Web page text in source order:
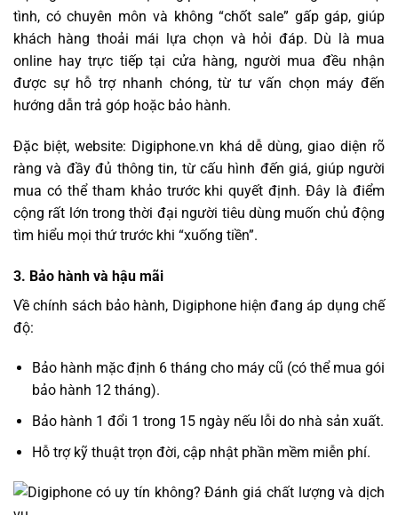
tình, có chuyên môn và không “chốt sale” gấp gáp, giúp
khách hàng thoải mái lựa chọn và hỏi đáp. Dù là mua
online hay trực tiếp tại cửa hàng, người mua đều nhận
được sự hỗ trợ nhanh chóng, từ tư vấn chọn máy đến
hướng dẫn trả góp hoặc bảo hành.
Đặc biệt, website: Digiphone.vn khá dễ dùng, giao diện rõ
ràng và đầy đủ thông tin, từ cấu hình đến giá, giúp người
mua có thể tham khảo trước khi quyết định. Đây là điểm
cộng rất lớn trong thời đại người tiêu dùng muốn chủ động
tìm hiểu mọi thứ trước khi “xuống tiền”.
3. Bảo hành và hậu mãi
Về chính sách bảo hành, Digiphone hiện đang áp dụng chế
độ:
Bảo hành mặc định 6 tháng cho máy cũ (có thể mua gói
bảo hành 12 tháng).
Bảo hành 1 đổi 1 trong 15 ngày nếu lỗi do nhà sản xuất.
Hỗ trợ kỹ thuật trọn đời, cập nhật phần mềm miễn phí.